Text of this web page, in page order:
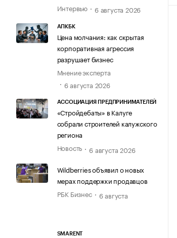
Интервью
6 августа 2026
АПКБК
Цена молчания: как скрытая
корпоративная агрессия
разрушает бизнес
Мнение эксперта
6 августа 2026
АССОЦИАЦИЯ ПРЕДПРИНИМАТЕЛЕЙ
«Стройдебаты» в Калуге
собрали строителей калужского
региона
Новость
6 августа 2026
Wildberries объявил о новых
мерах поддержки продавцов
РБК Бизнес
6 августа
SMARENT